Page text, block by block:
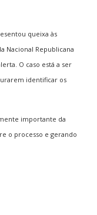
queixa às
Nacional Republicana
O caso está a ser
identificar os
importante da
o processo e gerando